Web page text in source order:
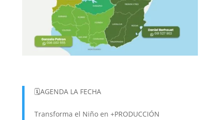
🗓AGENDA LA FECHA
Transforma el Niño en +PRODUCCIÓN